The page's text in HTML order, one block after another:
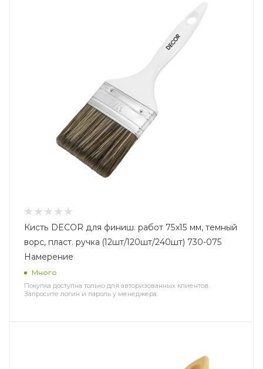
Кисть DECOR для финиш. работ 75х15 мм, темный
ворс, пласт. ручка (12шт/120шт/240шт) 730-075
Намерение
Много
Покупка доступна только для авторизованных клиентов.
Запросите логин и пароль у менеджера.